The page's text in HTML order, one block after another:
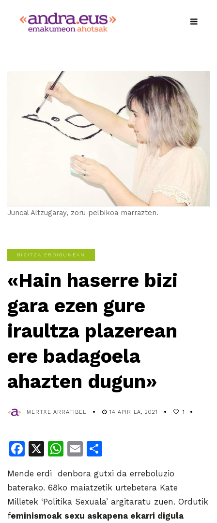
Juncal Altzugaray, zoru pelbikoa marrazten.
BIZITZA ERDIGUNEAN
«Hain haserre bizi
gara ezen gure
iraultza plazerean
ere badagoela
ahazten dugun»
MERTXE ARRATIBEL 14 APIRILA, 2021 1
Facebook
X WhatsApp
Email
Mende erdi denbora gutxi da erreboluzio
baterako. 68ko maiatzetik urtebetera Kate
Milletek ‘Politika Sexuala’ argitaratu zuen. Ordutik
feminismoak sexu askapena ekarri digula